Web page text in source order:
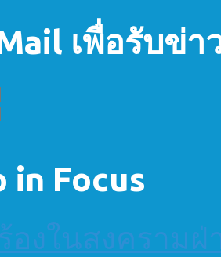
เพื่อรับข่า
in Focus
องในสงคราม